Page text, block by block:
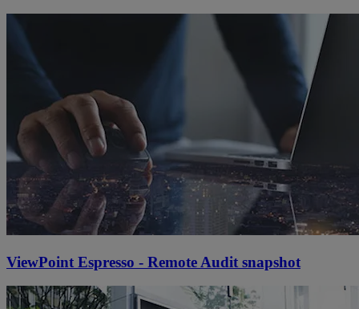
ViewPoint Espresso - Remote Audit snapshot